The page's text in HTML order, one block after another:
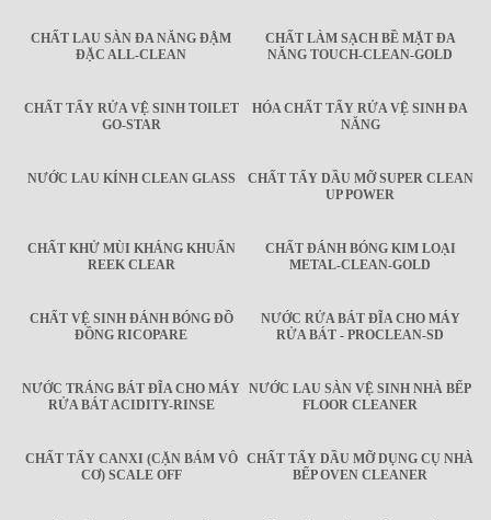
CHẤT LAU SÀN ĐA NĂNG ĐẬM
ĐẶC ALL-CLEAN
CHẤT LÀM SẠCH BỀ MẶT ĐA
NĂNG TOUCH-CLEAN-GOLD
CHẤT TẨY RỬA VỆ SINH TOILET
GO-STAR
HÓA CHẤT TẨY RỬA VỆ SINH ĐA
NĂNG
NƯỚC LAU KÍNH CLEAN GLASS
CHẤT TẨY DẦU MỠ SUPER CLEAN
UP POWER
CHẤT KHỬ MÙI KHÁNG KHUẨN
REEK CLEAR
CHẤT ĐÁNH BÓNG KIM LOẠI
METAL-CLEAN-GOLD
CHẤT VỆ SINH ĐÁNH BÓNG ĐỒ
ĐỒNG RICOPARE
NƯỚC RỬA BÁT ĐĨA CHO MÁY
RỬA BÁT - PROCLEAN-SD
NƯỚC TRÁNG BÁT ĐĨA CHO MÁY
RỬA BÁT ACIDITY-RINSE
NƯỚC LAU SÀN VỆ SINH NHÀ BẾP
FLOOR CLEANER
CHẤT TẨY CANXI (CẶN BÁM VÔ
CƠ) SCALE OFF
CHẤT TẨY DẦU MỠ DỤNG CỤ NHÀ
BẾP OVEN CLEANER